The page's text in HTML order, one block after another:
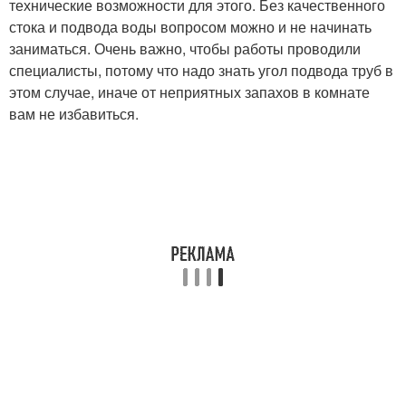
технические возможности для этого. Без качественного
стока и подвода воды вопросом можно и не начинать
заниматься. Очень важно, чтобы работы проводили
специалисты, потому что надо знать угол подвода труб в
этом случае, иначе от неприятных запахов в комнате
вам не избавиться.